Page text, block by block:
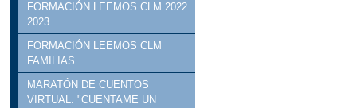
FORMACIÓN LEEMOS CLM 2022
2023
FORMACIÓN LEEMOS CLM
FAMILIAS
MARATÓN DE CUENTOS
VIRTUAL: "CUENTAME UN